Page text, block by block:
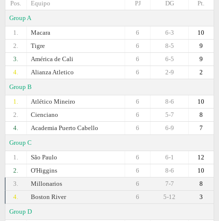
Pos.
Equipo Pt.
DG
PJ
Group A
1.
Macara 10
6-3
6
2.
Tigre 9
8-5
6
3.
América de Cali 9
6-5
6
4.
Alianza Atletico 2
2-9
6
Group B
1.
Atlético Mineiro 10
8-6
6
2.
Cienciano 8
5-7
6
4.
Academia Puerto Cabello 7
6-9
6
Group C
1.
São Paulo 12
6-1
6
2.
O'Higgins 10
8-6
6
3.
Millonarios 8
7-7
6
4.
Boston River 3
5-12
6
Group D